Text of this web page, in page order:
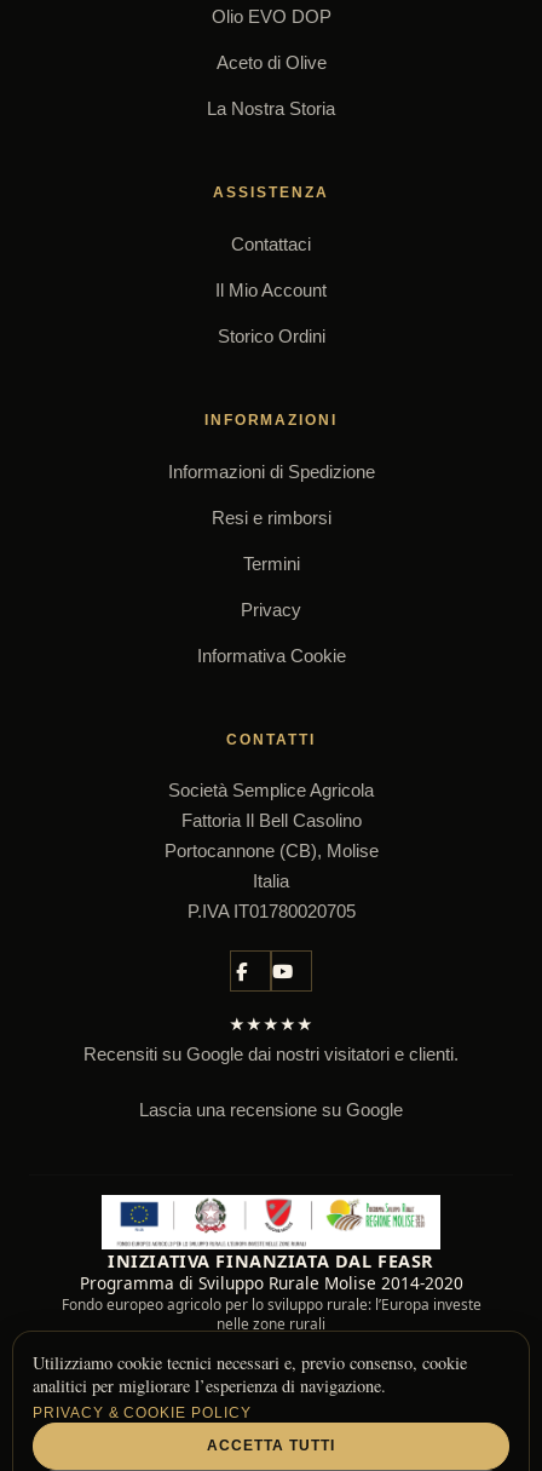
Olio EVO DOP
Aceto di Olive
La Nostra Storia
ASSISTENZA
Contattaci
Il Mio Account
Storico Ordini
INFORMAZIONI
Informazioni di Spedizione
Resi e rimborsi
Termini
Privacy
Informativa Cookie
CONTATTI
Società Semplice Agricola
Fattoria Il Bell Casolino
Portocannone (CB), Molise
Italia
P.IVA IT01780020705
★★★★★
Recensiti su Google dai nostri visitatori e clienti.
Lascia una recensione su Google
INIZIATIVA FINANZIATA DAL FEASR
Programma di Sviluppo Rurale Molise 2014-2020
Fondo europeo agricolo per lo sviluppo rurale: l’Europa investe
nelle zone rurali
© 2026 Fattoria Il Bell Casolino — Molise, Italy
Utilizziamo cookie tecnici necessari e, previo consenso, cookie
analitici per migliorare l’esperienza di navigazione.
PRIVACY & COOKIE POLICY
ACCETTA TUTTI